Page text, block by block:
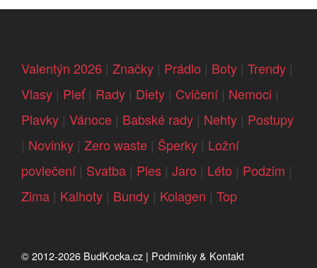
Valentýn 2026 | Značky | Prádlo | Boty | Trendy |
Vlasy | Pleť| Rady | Diety | Cvičení| Nemoci |
Plavky | Vánoce | Babské rady | Nehty | Postupy
| Novinky | Zero waste | Šperky | Ložní
povlečení| Svatba | Ples | Jaro | Léto | Podzim |
Zima | Kalhoty | Bundy | Kolagen | Top
© 2012-2026 BudKocka.cz | Podmínky & Kontakt